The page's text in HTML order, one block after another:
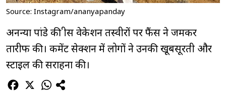
Source: Instagram/ananyapanday
अनन्या पांडे की ग्रीस वेकेशन तस्वीरों पर फैंस ने जमकर
तारीफ की। कमेंट सेक्शन में लोगों ने उनकी खूबसूरती और
स्टाइल की सराहना की।